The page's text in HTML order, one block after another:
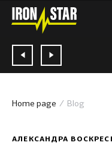
Home page Blog
АЛЕКСАНДРА